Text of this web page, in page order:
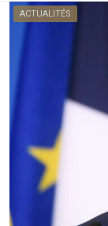
ACTUALITÉS